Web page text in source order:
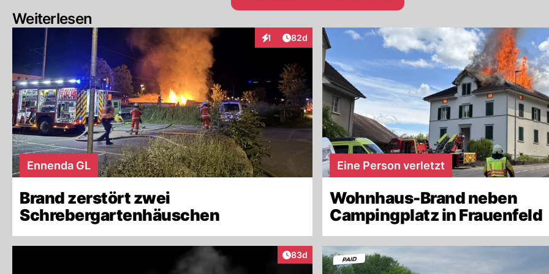
Weiterlesen
1
InteraktionenArtikel veröffentlicht:
82d
Ennenda GL
Brand zerstört zwei
Schrebergartenhäuschen
Eine Person verletzt
Wohnhaus-Brand neben
Campingplatz in Frauenfeld
Artikel veröffentlicht:
83d